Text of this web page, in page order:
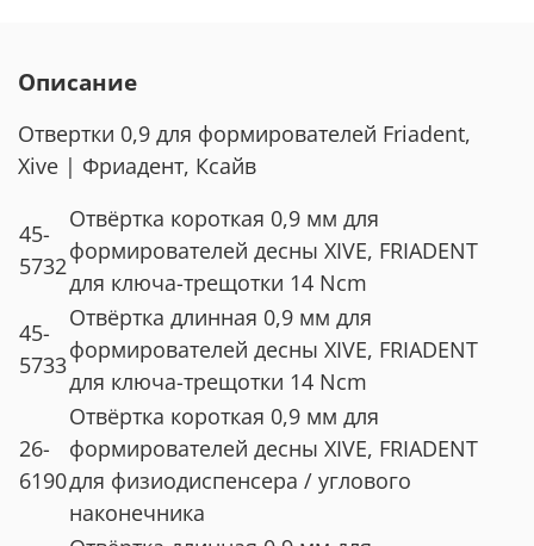
Описание
Отвертки 0,9 для формирователей Friadent,
Xive | Фриадент, Ксайв
45-
5732
Отвёртка короткая 0,9 мм для
формирователей десны XIVE, FRIADENT
для ключа-трещотки 14 Ncm
45-
5733
Отвёртка длинная 0,9 мм для
формирователей десны XIVE, FRIADENT
для ключа-трещотки 14 Ncm
26-
6190
Отвёртка короткая 0,9 мм для
формирователей десны XIVE, FRIADENT
для физиодиспенсера / углового
наконечника